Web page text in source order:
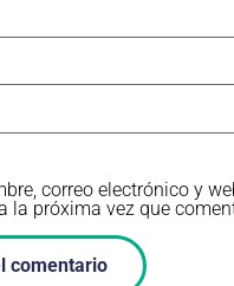
correo electrónico y
la próxima vez que